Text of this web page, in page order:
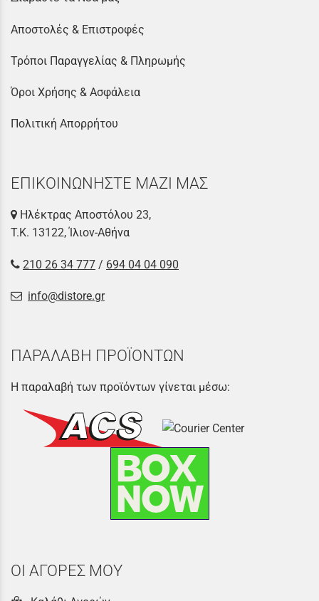
Αποστολές & Επιστροφές
Τρόποι Παραγγελίας & Πληρωμής
Όροι Χρήσης & Ασφάλεια
Πολιτική Απορρήτου
ΕΠΙΚΟΙΝΩΝΗΣΤΕ ΜΑΖΙ ΜΑΣ
Ηλέκτρας Αποστόλου 23,
Τ.Κ. 13122, Ίλιον-Αθήνα
210 26 34 777 / 694 04 04 090
info@distore.gr
ΠΑΡΑΛΑΒΗ ΠΡΟΪΟΝΤΩΝ
Η παραλαβή των προϊόντων γίνεται μέσω:
ΟΙ ΑΓΟΡΕΣ ΜΟΥ